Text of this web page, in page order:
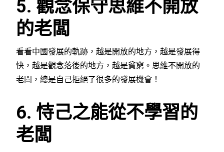
5. 觀念保守思維不開放
的老闆
看看中國發展的軌跡，越是開放的地方，越是發展得
快，越是觀念落後的地方，越是貧窮。思維不開放的
老闆，總是自己拒絕了很多的發展機會！
6. 恃己之能從不學習的
老闆